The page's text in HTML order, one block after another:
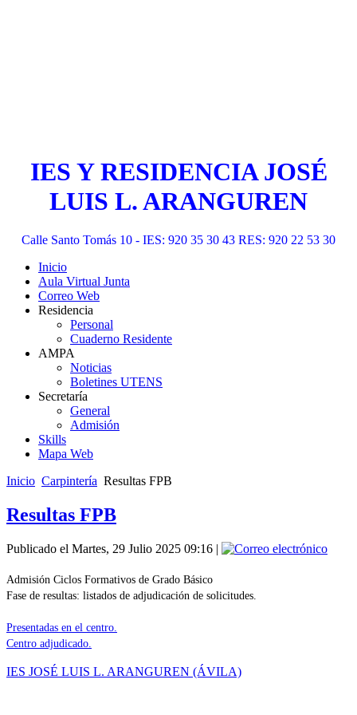
IES Y RESIDENCIA JOSÉ
LUIS L. ARANGUREN
Calle Santo Tomás 10 - IES: 920 35 30 43 RES: 920 22 53 30
Inicio
Aula Virtual Junta
Correo Web
Residencia
Personal
Cuaderno Residente
AMPA
Noticias
Boletines UTENS
Secretaría
General
Admisión
Skills
Mapa Web
Inicio Carpintería Resultas FPB
Resultas FPB
Publicado el Martes, 29 Julio 2025 09:16 |
Admisión Ciclos Formativos de Grado Básico
Fase de resultas: listados de adjudicación de solicitudes.
Presentadas en el centro.
Centro adjudicado.
IES JOSÉ LUIS L. ARANGUREN (ÁVILA)